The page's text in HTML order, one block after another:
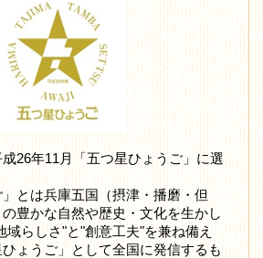
26年11月「五つ星ひょうご」に選
とは兵庫五国（摂津・播磨・但
豊かな自然や歴史・文化を生かし
域らしさ"と"創意工夫"を兼ね備え
ょうご」として全国に発信するも